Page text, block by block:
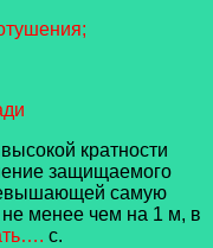
кратности
защищаемого
самую
менее чем на 1 м, в
с.